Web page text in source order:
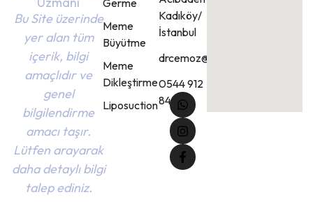
Bu Site üzerinde
yer alan tüm
içerik, bilgi
amaçlıdır ve
genel
bilgilendirme
amacı taşır.
Lütfen arayarak
daha detaylı bilgi
talep ediniz.
Germe
Meme
Büyütme
Meme
Dikleştirme
Liposuction
Kadıköy/
İstanbul
drcemoz@gmail.com
0544 912
84 48